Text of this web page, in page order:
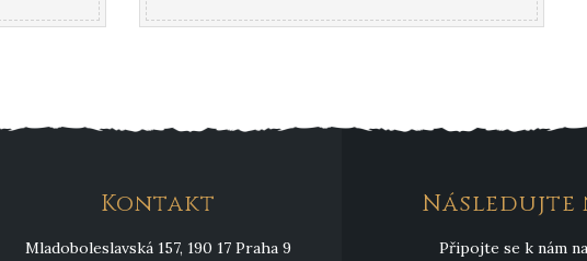
omáčkou, Rizoto po Guandonsky Smažená
Kontakt
Mladoboleslavská 157, 190 17 Praha 9
Následujte
Připojte se k nám